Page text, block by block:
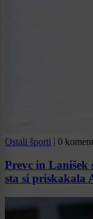
Ostali športi | 0
Prevc in Lanišek
sta si priskakala